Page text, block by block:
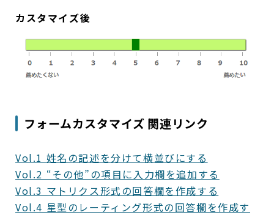
カスタマイズ後
フォームカスタマイズ 関連リンク
Vol.1 姓名の記述を分けて横並びにする
Vol.2 “その他”の項目に入力欄を追加する
Vol.3 マトリクス形式の回答欄を作成する
Vol.4 星型のレーティング形式の回答欄を作成す